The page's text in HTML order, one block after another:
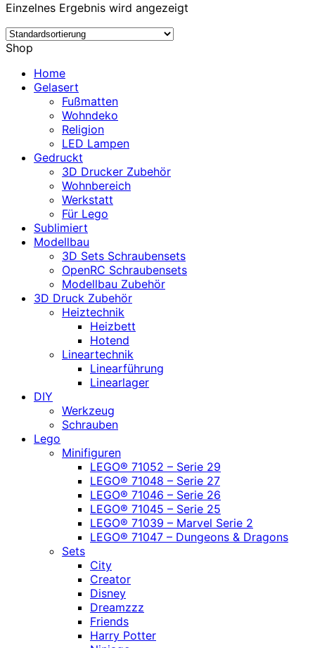
Einzelnes Ergebnis wird angezeigt
Shop
Home
Gelasert
Fußmatten
Wohndeko
Religion
LED Lampen
Gedruckt
3D Drucker Zubehör
Wohnbereich
Werkstatt
Für Lego
Sublimiert
Modellbau
3D Sets Schraubensets
OpenRC Schraubensets
Modellbau Zubehör
3D Druck Zubehör
Heiztechnik
Heizbett
Hotend
Lineartechnik
Linearführung
Linearlager
DIY
Werkzeug
Schrauben
Lego
Minifiguren
LEGO® 71052 – Serie 29
LEGO® 71048 – Serie 27
LEGO® 71046 – Serie 26
LEGO® 71045 – Serie 25
LEGO® 71039 – Marvel Serie 2
LEGO® 71047 – Dungeons & Dragons
Sets
City
Creator
Disney
Dreamzzz
Friends
Harry Potter